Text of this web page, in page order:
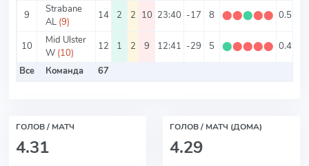
9
Strabane
AL (9)
14 2 2 10 23:40 -17 8 ⬤⬤⬤⬤⬤ 0.57
10
Mid Ulster
W (10)
12 1 2 9 12:41 -29 5 ⬤⬤⬤⬤⬤ 0.42
Все
Команда 67
ГОЛОВ / МАТЧ
4.31
ГОЛОВ / МАТЧ (ДОМА)
4.29